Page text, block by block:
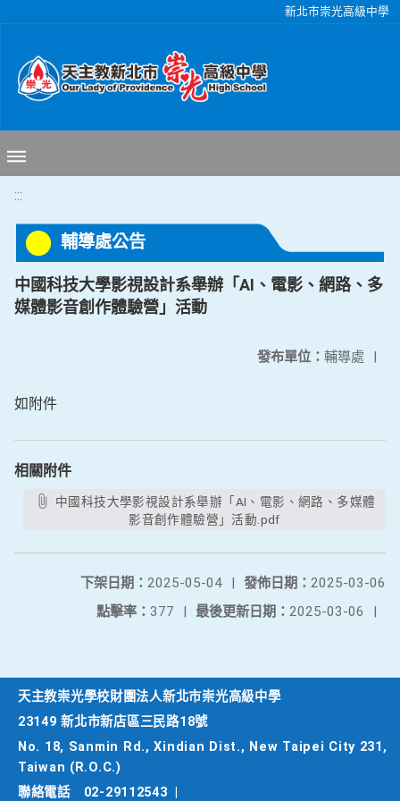
新北市崇光高級中學
:::
輔導處公告
中國科技大學影視設計系舉辦「AI、電影、網路、多
媒體影音創作體驗營」活動
發布單位： 輔導處 |
如附件
相關附件
影音創作體驗營」活動.pdf
發佈日期： 2025-03-06
下架日期： 2025-05-04
|
最後更新日期： 2025-03-06 |
點擊率： 377 |
天主教崇光學校財團法人新北市崇光高級中學
23149 新北市新店區三民路18號
No. 18, Sanmin Rd., Xindian Dist., New Taipei City 231,
Taiwan (R.O.C.)
聯絡電話
02-29112543